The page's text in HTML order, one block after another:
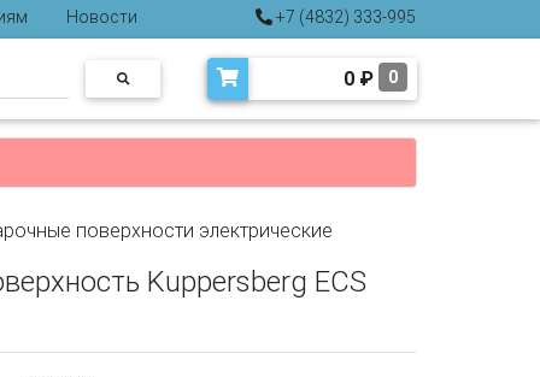
Новости +7 (4832) 333-995
0 ₽ 0
поверхности электрические
Kuppersberg ECS